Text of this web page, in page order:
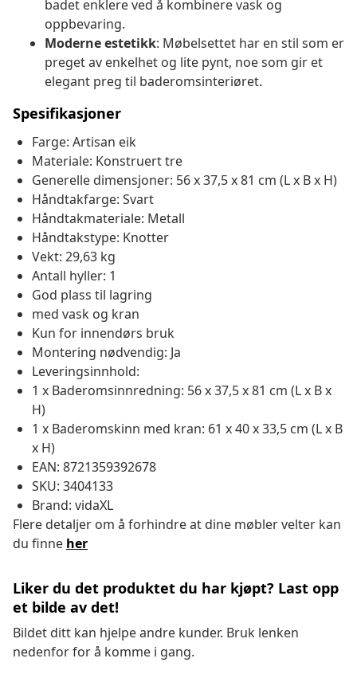
badet enklere ved å kombinere vask og
oppbevaring.
Moderne estetikk: Møbelsettet har en stil som er
preget av enkelhet og lite pynt, noe som gir et
elegant preg til baderomsinteriøret.
Spesifikasjoner
Farge: Artisan eik
Materiale: Konstruert tre
Generelle dimensjoner: 56 x 37,5 x 81 cm (L x B x H)
Håndtakfarge: Svart
Håndtakmateriale: Metall
Håndtakstype: Knotter
Vekt: 29,63 kg
Antall hyller: 1
God plass til lagring
med vask og kran
Kun for innendørs bruk
Montering nødvendig: Ja
Leveringsinnhold:
1 x Baderomsinnredning: 56 x 37,5 x 81 cm (L x B x
H)
1 x Baderomskinn med kran: 61 x 40 x 33,5 cm (L x B
x H)
EAN: 8721359392678
SKU: 3404133
Brand: vidaXL
Flere detaljer om å forhindre at dine møbler velter kan
du finne her
Liker du det produktet du har kjøpt? Last opp
et bilde av det!
Bildet ditt kan hjelpe andre kunder. Bruk lenken
nedenfor for å komme i gang.